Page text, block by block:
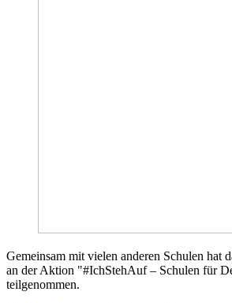
Gemeinsam mit vielen anderen Schulen hat
an der Aktion "#IchStehAuf – Schulen für
teilgenommen.